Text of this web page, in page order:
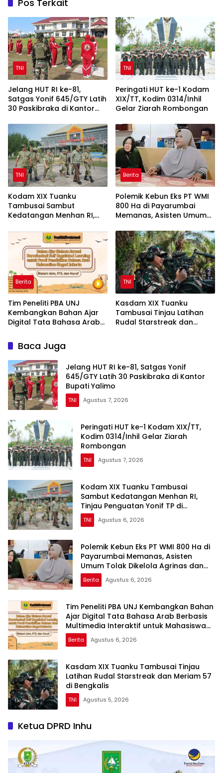
Pos Terkait
TNI
Jelang HUT RI ke-81,
Satgas Yonif 645/GTY Latih
30 Paskibraka di Kantor
TNI
Peringati HUT ke-1 Kodam
XIX/TT, Kodim 0314/Inhil
Gelar Ziarah Rombongan
TNI
Kodam XIX Tuanku
Tambusai Sambut
Kedatangan Menhan RI,
di Bengkalis dan Kampar
Berita
Polemik Kebun Eks PT WMI
800 Ha di Payarumbai
Memanas, Asisten Umum
Tantang Presiden Prabowo
Berita
Tim Peneliti PBA UNJ
Kembangkan Bahan Ajar
Digital Tata Bahasa Arab
Interaktif untuk Mahasiswa
Pemula
TNI
Kasdam XIX Tuanku
Tambusai Tinjau Latihan
Rudal Starstreak dan
Baca Juga
Jelang HUT RI ke-81, Satgas Yonif
645/GTY Latih 30 Paskibraka di Kantor
Bupati Yalimo
TNI Agustus 7, 2026
Peringati HUT ke-1 Kodam XIX/TT,
Kodim 0314/Inhil Gelar Ziarah
Rombongan
TNI Agustus 7, 2026
Kodam XIX Tuanku Tambusai
Sambut Kedatangan Menhan RI,
Tinjau Penguatan Yonif TP di
Bengkalis dan Kampar
TNI Agustus 6, 2026
Polemik Kebun Eks PT WMI 800 Ha di
Payarumbai Memanas, Asisten
Umum Tolak Dikelola Agrinas dan
Tantang Presiden Prabowo
Berita Agustus 6, 2026
Tim Peneliti PBA UNJ Kembangkan Bahan
Ajar Digital Tata Bahasa Arab Berbasis
Multimedia Interaktif untuk Mahasiswa
Pemula
Berita Agustus 6, 2026
Kasdam XIX Tuanku Tambusai Tinjau
Latihan Rudal Starstreak dan Meriam 57
di Bengkalis
TNI Agustus 5, 2026
Ketua DPRD Inhu